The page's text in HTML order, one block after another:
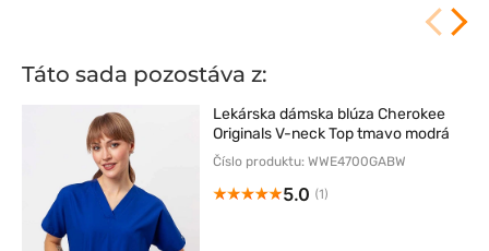
Táto sada pozostáva z:
Lekárska dámska blúza Cherokee
Originals V-neck Top tmavo modrá
Číslo produktu: WWE4700GABW
5.0 (1)